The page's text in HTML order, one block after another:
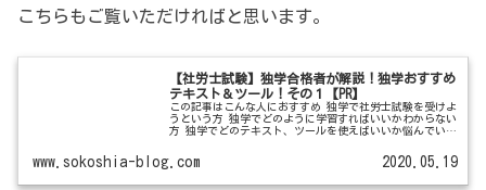
こちらもご覧いただければと思います。
【社労士試験】独学合格者が解説！独学おすすめ
テキスト＆ツール！その１【PR】
この記事はこんな人におすすめ 独学で社労士試験を受けよ
うという方 独学でどのように学習すればいいかわからない
方 独学でどのテキスト、ツールを使えばいいか悩んでいる
www.sokoshia-blog.com 2020.05.19